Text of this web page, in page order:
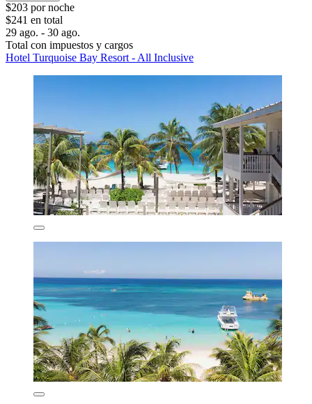
$203 por noche
$241 en total
29 ago. - 30 ago.
Total con impuestos y cargos
Hotel Turquoise Bay Resort - All Inclusive